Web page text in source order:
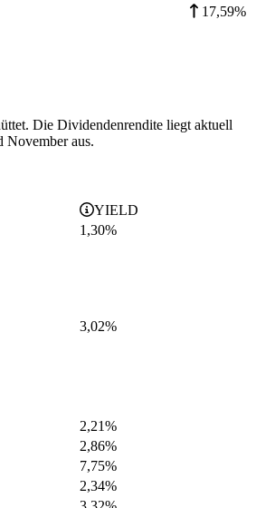
17,59%
Die Dividendenrendite liegt aktuell
November aus.
YIELD
1,30%
3,02%
2,21%
2,86%
7,75%
2,34%